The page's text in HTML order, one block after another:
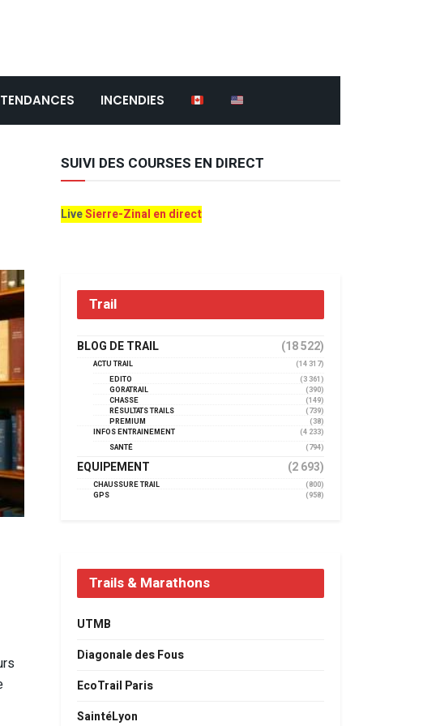
TENDANCES INCENDIES
SUIVI DES COURSES EN DIRECT
LiveSierre-Zinal en direct
Trail
BLOG DE TRAIL (18 522)
ACTU TRAIL
(14 317)
EDITO
(3 361)
GORATRAIL
(390)
CHASSE
(149)
RÉSULTATS TRAILS
(739)
PREMIUM
(38)
INFOS ENTRAINEMENT
(4 233)
SANTÉ
(794)
EQUIPEMENT (2 693)
CHAUSSURE TRAIL
(800)
GPS
(958)
Trails & Marathons
UTMB
Diagonale des Fous
EcoTrail Paris
SaintéLyon